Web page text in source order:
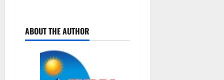
o
ABOUT THE AUTHOR